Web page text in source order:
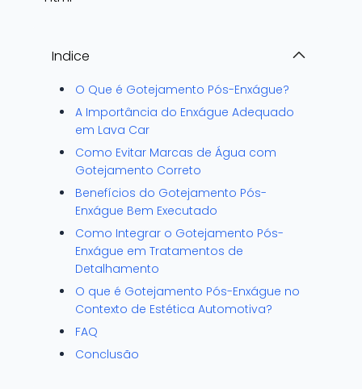
Indice
O Que é Gotejamento Pós-Enxágue?
A Importância do Enxágue Adequado
em Lava Car
Como Evitar Marcas de Água com
Gotejamento Correto
Benefícios do Gotejamento Pós-
Enxágue Bem Executado
Como Integrar o Gotejamento Pós-
Enxágue em Tratamentos de
Detalhamento
O que é Gotejamento Pós-Enxágue no
Contexto de Estética Automotiva?
FAQ
Conclusão